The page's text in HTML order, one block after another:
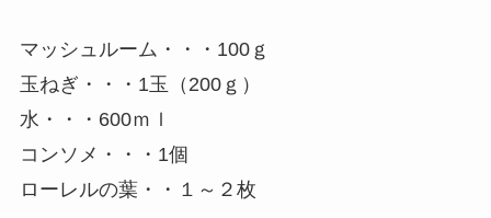
マッシュルーム・・・100ｇ
玉ねぎ・・・1玉（200ｇ）
水・・・600ｍｌ
コンソメ・・・1個
ローレルの葉・・１～２枚